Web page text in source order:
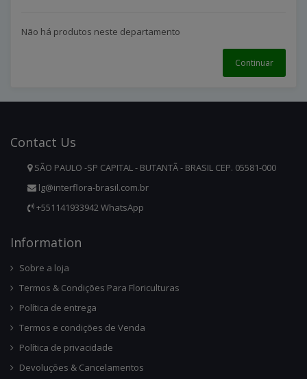
Não há produtos neste departamento
Continuar
Contact Us
SÃO PAULO -SP CAPITAL - BUTANTÃ - BRASIL CEP. 05581-000
lg@interflora-brasil.com.br
+551141933942 WhatsApp
InforMation
Sobre a loja
Termos & Condições Para Floriculturas
Política de entrega
Termos e condições de Venda
Política de privacidade
Devoluções & Cancelamentos